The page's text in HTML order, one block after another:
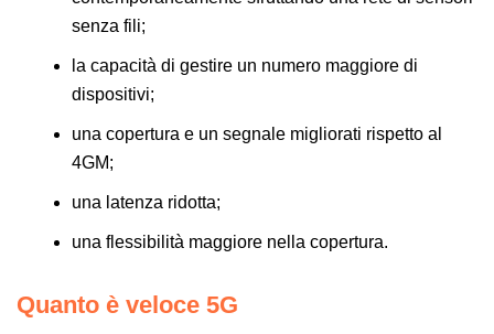
senza fili;
la capacità di gestire un numero maggiore di
dispositivi;
una copertura e un segnale migliorati rispetto al
4GM;
una latenza ridotta;
una flessibilità maggiore nella copertura.
Quanto è veloce 5G